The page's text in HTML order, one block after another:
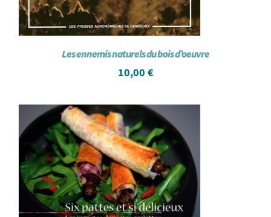
Les ennemis naturels du bois d’oeuvre
10,00 €